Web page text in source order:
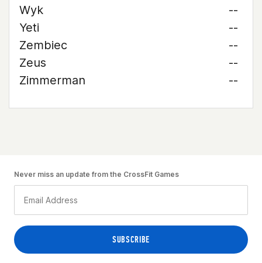
Wyk
--
Yeti
--
Zembiec
--
Zeus
--
Zimmerman
--
Never miss an update from the CrossFit Games